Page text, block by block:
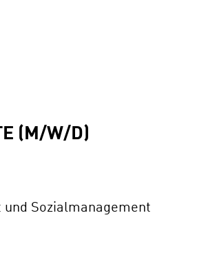
(M/W/D)
und Sozialmanagement